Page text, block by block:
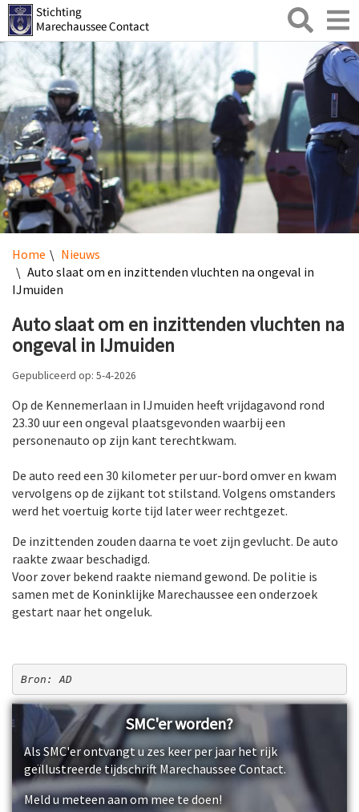
Zoeken
Home
Nieuws
Auto slaat om en inzittenden vluchten na ongeval in
IJmuiden
Auto slaat om en inzittenden vluchten na
ongeval in IJmuiden
Gepubliceerd op: 5-4-2026
Op de Kennemerlaan in IJmuiden heeft vrijdagavond rond
23.30 uur een ongeval plaatsgevonden waarbij een
personenauto op zijn kant terechtkwam.
De auto reed een 30 kilometer per uur-bord omver en kwam
vervolgens op de zijkant tot stilstand. Volgens omstanders
werd het voertuig korte tijd later weer rechtgezet.
De inzittenden zouden daarna te voet zijn gevlucht. De auto
raakte zwaar beschadigd.
Voor zover bekend raakte niemand gewond. De politie is
samen met de Koninklijke Marechaussee een onderzoek
gestart naar het ongeluk.
Bron: AD
SMC'er worden?
Als SMC'er ontvangt u zes keer per jaar het rijk
geïllustreerde tijdschrift Marechaussee Contact.
Meld u meteen aan om mee te doen!